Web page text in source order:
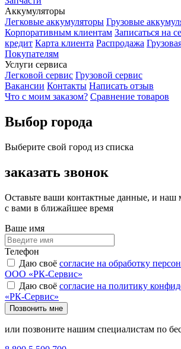
Аккумуляторы
Легковые аккумуляторы Грузовые
Корпоративным клиентам Записаться на
кредит Карта клиента Распродажа
Покупателям
Услуги сервиса
Легковой сервис Грузовой сервис
Вакансии Контакты Написать отзыв
Что с моим заказом? Сравнение товаров
Выбор города
Выберите свой город из списка
заказать звонок
Оставьте ваши контактные данные, и наш
с вами в ближайшее время
Ваше имя
Телефон
Даю своё согласие на обработку
ООО «РК-Сервис»
Даю своё согласие на политику
«РК-Сервис»
Позвонить мне
или позвоните нашим специалистам по